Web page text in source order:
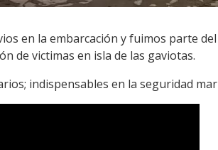
en la embarcación y fuimos parte
de victimas en isla de las gaviotas.
indispensables en la seguridad